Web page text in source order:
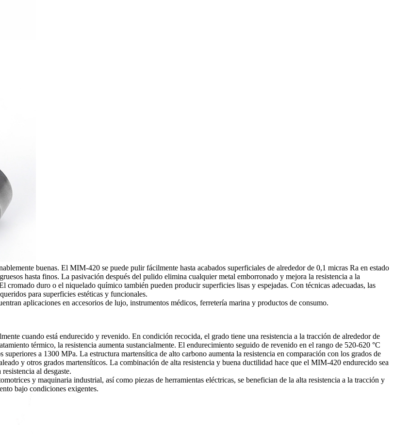
buenas. El MIM-420 se puede pulir fácilmente hasta acabados superficiales de alrededor de 0,1 micras Ra en estado
hasta finos. La pasivación después del pulido elimina cualquier metal emborronado y mejora la resistencia a la
duro o el niquelado químico también pueden producir superficies lisas y espejadas. Con técnicas adecuadas, las
para superficies estéticas y funcionales.
aplicaciones en accesorios de lujo, instrumentos médicos, ferretería marina y productos de consumo.
cuando está endurecido y revenido. En condición recocida, el grado tiene una resistencia a la tracción de alrededor de
térmico, la resistencia aumenta sustancialmente. El endurecimiento seguido de revenido en el rango de 520-620 °C
a 1300 MPa. La estructura martensítica de alto carbono aumenta la resistencia en comparación con los grados de
y otros grados martensíticos. La combinación de alta resistencia y buena ductilidad hace que el MIM-420 endurecido sea
al desgaste.
y maquinaria industrial, así como piezas de herramientas eléctricas, se benefician de la alta resistencia a la tracción y
bajo condiciones exigentes.